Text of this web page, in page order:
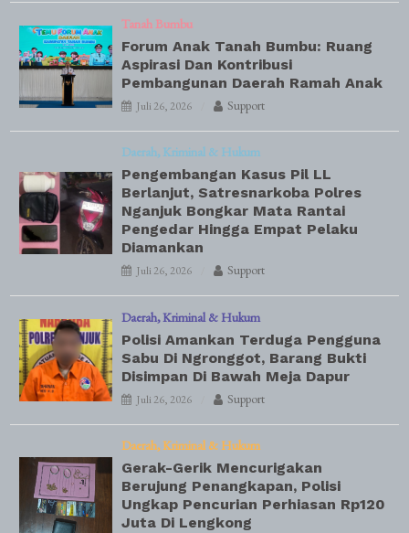
Tanah Bumbu
Forum Anak Tanah Bumbu: Ruang
Aspirasi Dan Kontribusi
Pembangunan Daerah Ramah Anak
Juli 26, 2026 Support
Daerah Kriminal & Hukum
Pengembangan Kasus Pil LL
Berlanjut, Satresnarkoba Polres
Nganjuk Bongkar Mata Rantai
Pengedar Hingga Empat Pelaku
Diamankan
Juli 26, 2026 Support
Daerah Kriminal & Hukum
Polisi Amankan Terduga Pengguna
Sabu Di Ngronggot, Barang Bukti
Disimpan Di Bawah Meja Dapur
Juli 26, 2026 Support
Daerah Kriminal & Hukum
Gerak-Gerik Mencurigakan
Berujung Penangkapan, Polisi
Ungkap Pencurian Perhiasan Rp120
Juta Di Lengkong